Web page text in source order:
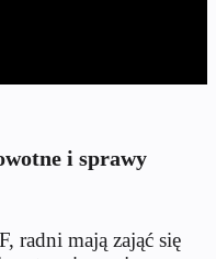
i sprawy
radni mają zająć się